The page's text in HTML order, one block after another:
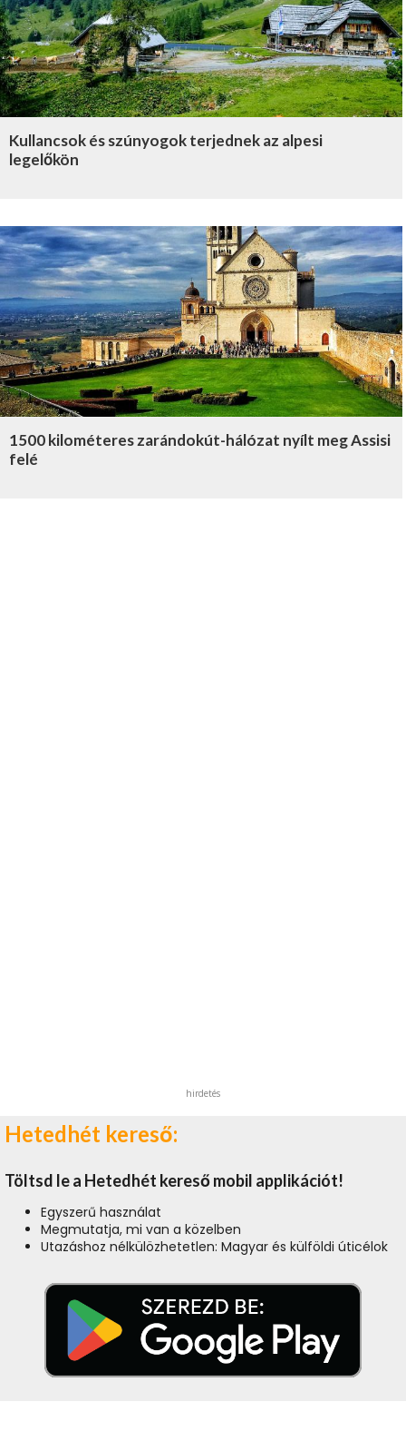
Kullancsok és szúnyogok terjednek az alpesi
legelőkön
1500 kilométeres zarándokút-hálózat nyílt meg Assisi
felé
hirdetés
Hetedhét kereső:
Töltsd le a Hetedhét kereső mobil applikációt!
Egyszerű használat
Megmutatja, mi van a közelben
Utazáshoz nélkülözhetetlen: Magyar és külföldi úticélok